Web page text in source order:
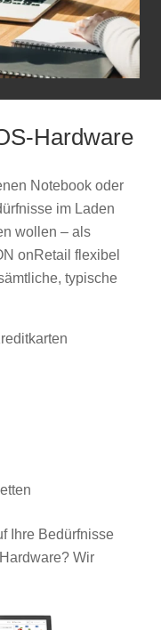
Hardware
Notebook oder
im Laden
wollen – als
onRetail flexibel
typische
Ihre Bedürfnisse
Wir